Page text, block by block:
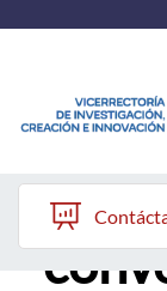
VINCI
Investigación